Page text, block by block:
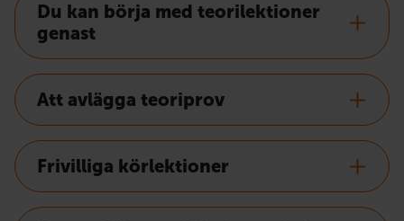
Du kan börja med teorilektioner
genast
Att avlägga teoriprov
Frivilliga körlektioner